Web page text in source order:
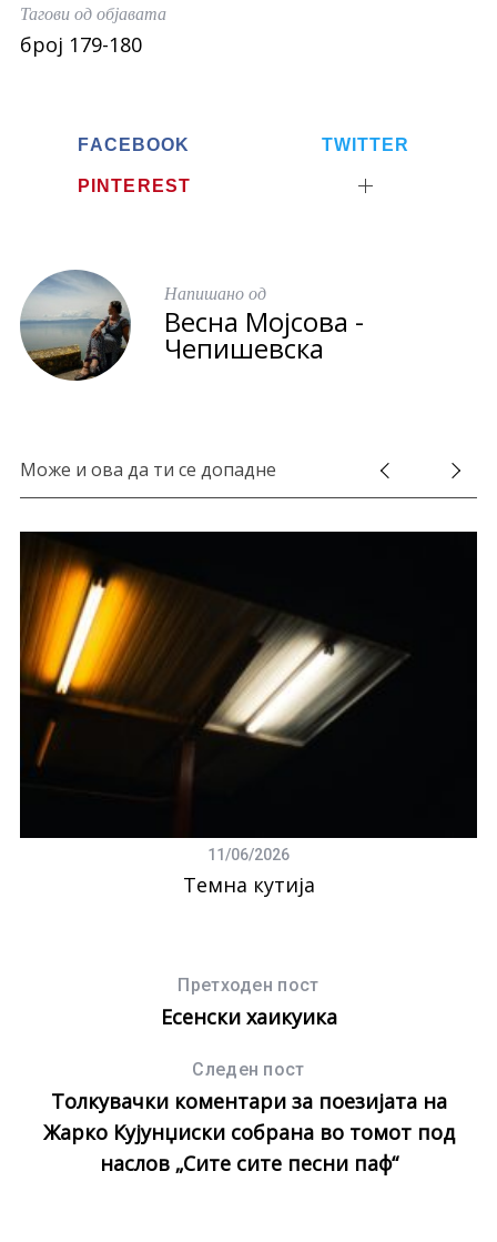
b
t
e
Тагови од објавата
број 179-180
FACEBOOK TWITTER
PINTEREST
Напишано од
Весна Мојсова -
Чепишевска
Може и ова да ти се допадне
11/06/2026
Темна кутија
Претходен пост
Есенски хаикуика
Следен пост
Толкувачки коментари за поезијата на
Жарко Кујунџиски собрана во томот под
наслов „Сите сите песни паф“